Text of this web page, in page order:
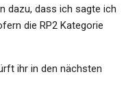
dazu, dass ich sagte ich
die RP2 Kategorie
ihr in den nächsten